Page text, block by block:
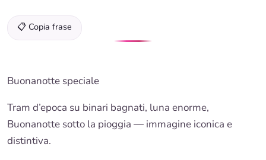
📋 Copia frase
Buonanotte speciale
Tram d’epoca su binari bagnati, luna enorme,
Buonanotte sotto la pioggia — immagine iconica e
distintiva.